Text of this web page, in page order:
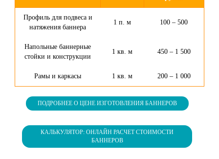
Профиль для подвеса и
натяжения баннера
1 п. м 100 – 500
Напольные баннерные
стойки и конструкции
1 кв. м 450 – 1 500
Рамы и каркасы 1 кв. м 200 – 1 000
ПОДРОБНЕЕ О ЦЕНЕ ИЗГОТОВЛЕНИЯ БАННЕРОВ
КАЛЬКУЛЯТОР: ОНЛАЙН РАСЧЕТ СТОИМОСТИ
БАННЕРОВ